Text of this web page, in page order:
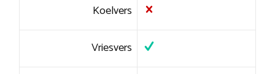
Koelvers
Vriesvers